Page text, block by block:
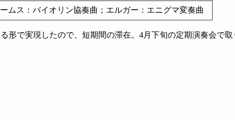
ムス：バイオリン協奏曲；エルガー：エニグマ変奏曲
形で実現したので、短期間の滞在。4月下旬の定期演奏会で